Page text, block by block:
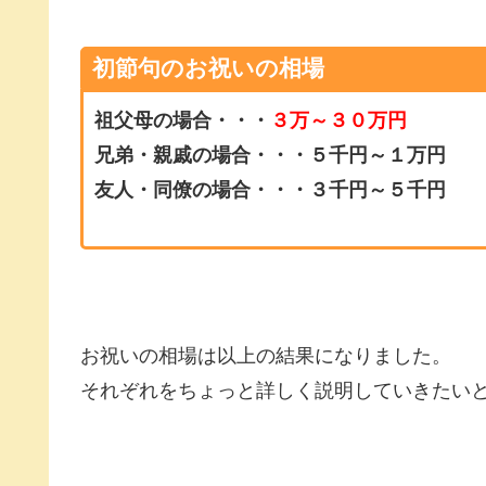
初節句のお祝いの相場
祖父母の場合・・・ ３万～３０万円
兄弟・親戚の場合・・・５千円～１万円
友人・同僚の場合・・・３千円～５千円
お祝いの相場は以上の結果になりました。
それぞれをちょっと詳しく説明していきたい